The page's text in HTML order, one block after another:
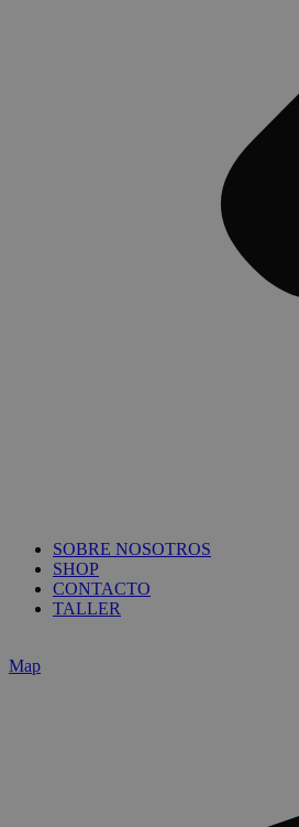
SOBRE NOSOTROS
SHOP
CONTACTO
TALLER
Map